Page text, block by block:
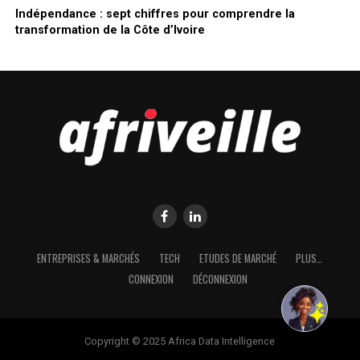
Indépendance : sept chiffres pour comprendre la
transformation de la Côte d’Ivoire
ENTREPRISES & MARCHÉS TECH ETUDES DE MARCHÉ
PLUS…
CONNEXION
DÉCONNEXION
Copyright © 2025 Africa Data Intelligence